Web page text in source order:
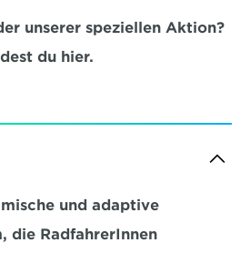
unserer speziellen Aktion?
du hier.
und adaptive
die RadfahrerInnen